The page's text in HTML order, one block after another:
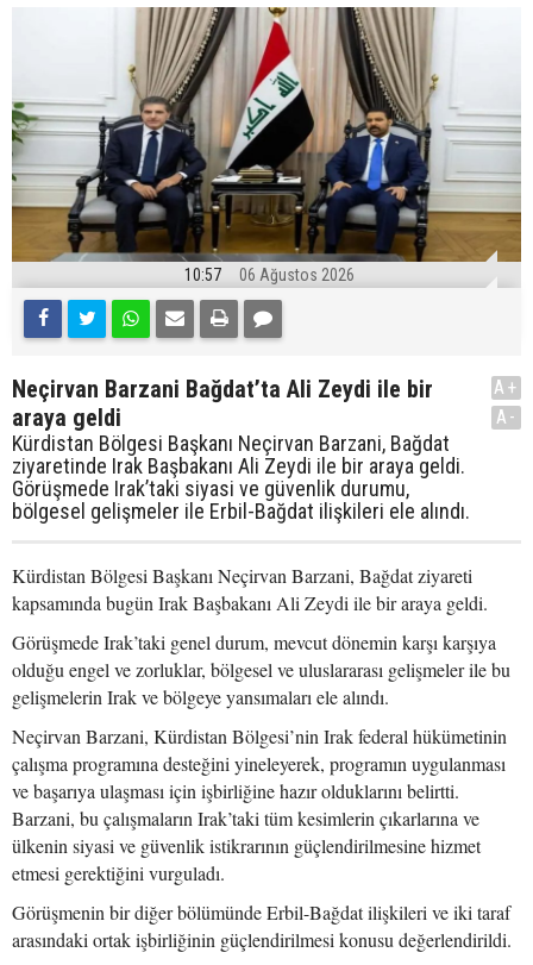
10:57 06 Ağustos 2026
Neçirvan Barzani Bağdat’ta Ali Zeydi ile bir
araya geldi
Kürdistan Bölgesi Başkanı Neçirvan Barzani, Bağdat
ziyaretinde Irak Başbakanı Ali Zeydi ile bir araya geldi.
Görüşmede Irak’taki siyasi ve güvenlik durumu,
bölgesel gelişmeler ile Erbil-Bağdat ilişkileri ele alındı.
A+
A-
Kürdistan Bölgesi Başkanı Neçirvan Barzani, Bağdat ziyareti
kapsamında bugün Irak Başbakanı Ali Zeydi ile bir araya geldi.
Görüşmede Irak’taki genel durum, mevcut dönemin karşı karşıya
olduğu engel ve zorluklar, bölgesel ve uluslararası gelişmeler ile bu
gelişmelerin Irak ve bölgeye yansımaları ele alındı.
Neçirvan Barzani, Kürdistan Bölgesi’nin Irak federal hükümetinin
çalışma programına desteğini yineleyerek, programın uygulanması
ve başarıya ulaşması için işbirliğine hazır olduklarını belirtti.
Barzani, bu çalışmaların Irak’taki tüm kesimlerin çıkarlarına ve
ülkenin siyasi ve güvenlik istikrarının güçlendirilmesine hizmet
etmesi gerektiğini vurguladı.
Görüşmenin bir diğer bölümünde Erbil-Bağdat ilişkileri ve iki taraf
arasındaki ortak işbirliğinin güçlendirilmesi konusu değerlendirildi.